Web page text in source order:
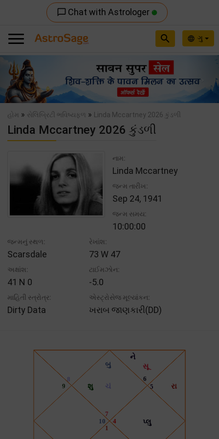
chat_bubble_outline Chat with Astrologer
language ગુ
search
Previous
હોમ » સેલિબ્રિટી ભવિષ્યફળ » Linda Mccartney 2026 કુંડળી
Linda Mccartney 2026 કુંડળી
નામ:
Linda Mccartney
જન્મ તારીખ:
Sep 24, 1941
જન્મ સમય:
10:00:00
જન્મનું સ્થળ:
Scarsdale
રેખાંશ:
73 W 47
અક્ષાંશ:
41 N 0
ટાઈમઝોન:
-5.0
માહિતી સ્ત્રોત્ર:
Dirty Data
એસ્ટ્રોસેજ મૂલ્યાંકન:
ખરાબ જાણકારી(DD)